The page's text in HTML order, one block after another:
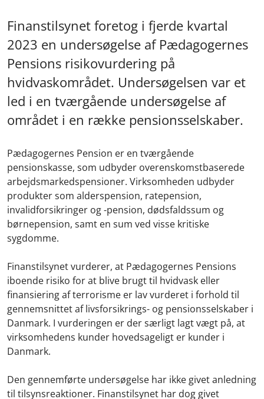
Finanstilsynet foretog i fjerde kvartal
2023 en undersøgelse af Pædagogernes
Pensions risikovurdering på
hvidvaskområdet. Undersøgelsen var et
led i en tværgående undersøgelse af
området i en række pensionsselskaber.
Pædagogernes Pension er en tværgående
pensionskasse, som udbyder overenskomstbaserede
arbejdsmarkedspensioner. Virksomheden udbyder
produkter som alderspension, ratepension,
invalidforsikringer og -pension, dødsfaldssum og
børnepension, samt en sum ved visse kritiske
sygdomme.
Finanstilsynet vurderer, at Pædagogernes Pensions
iboende risiko for at blive brugt til hvidvask eller
finansiering af terrorisme er lav vurderet i forhold til
gennemsnittet af livsforsikrings- og pensionsselskaber i
Danmark. I vurderingen er der særligt lagt vægt på, at
virksomhedens kunder hovedsageligt er kunder i
Danmark.
Den gennemførte undersøgelse har ikke givet anledning
til tilsynsreaktioner. Finanstilsynet har dog givet